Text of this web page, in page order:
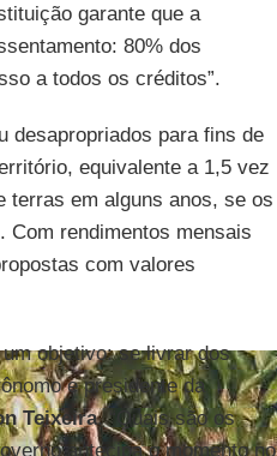
garante que a
80% dos
a todos os créditos”.
desapropriados para fins de
equivalente a 1,5 vez
terras em alguns anos, se os
Com rendimentos mensais
com valores
objetivo: se livrar dos
e presidente da
Teixeira. “Quais são os
antecipa o momento no